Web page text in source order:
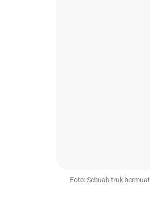
Foto: Sebuah truk